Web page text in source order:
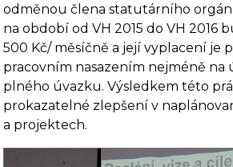
odměnou člena statutárního
na období od VH 2015 do VH 2016
500 Kč/ měsíčně a její vyplacení je
pracovním nasazením nejméně na
plného úvazku. Výsledkem této
prokazatelné zlepšení v
a projektech.